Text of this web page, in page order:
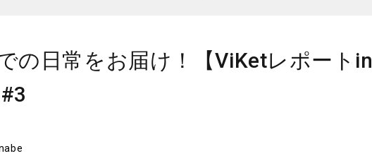
の日常をお届け！【ViKetレポートin